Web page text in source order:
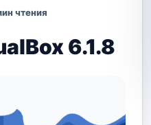
чтения
6.1.8